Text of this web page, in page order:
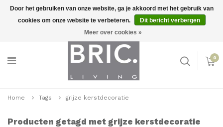
Inloggen
0
Home Tags grijze kerstdecoratie
Producten getagd met grijze kerstdecoratie
Door het gebruiken van onze website, ga je akkoord met het gebruik van
cookies om onze website te verbeteren.
Dit bericht verbergen
Meer over cookies »